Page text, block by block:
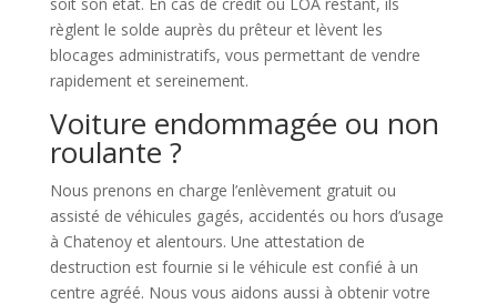
règlent le solde auprès du prêteur et lèvent les
blocages administratifs, vous permettant de vendre
rapidement et sereinement.
Voiture endommagée ou non
roulante ?
Nous prenons en charge l’enlèvement gratuit ou
assisté de véhicules gagés, accidentés ou hors d’usage
à Chatenoy et alentours. Une attestation de
destruction est fournie si le véhicule est confié à un
centre agréé. Nous vous aidons aussi à obtenir votre